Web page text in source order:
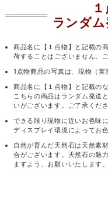
ランダ
商品名に【１点物】と記載の
荷することはございません。
1点物商品の写真は、現物（実
商品名に【１点物】と記載の
こちらの商品はランダム発送
いがございます。ご了承くださ
できる限り現物に近いお色味
ディスプレイ環境によってお
自然が育んだ天然石は天然素
合がございます。天然石の魅
ますよう、お願いいたします。